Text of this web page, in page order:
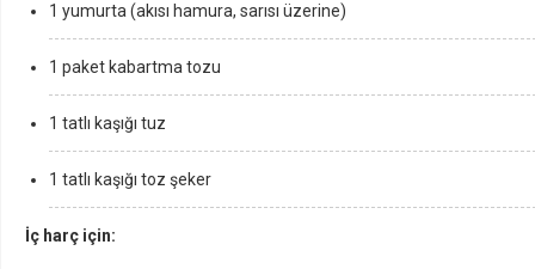
1 yumurta (akısı hamura, sarısı üzerine)
1 paket kabartma tozu
1 tatlı kaşığı tuz
1 tatlı kaşığı toz şeker
İç harç için: